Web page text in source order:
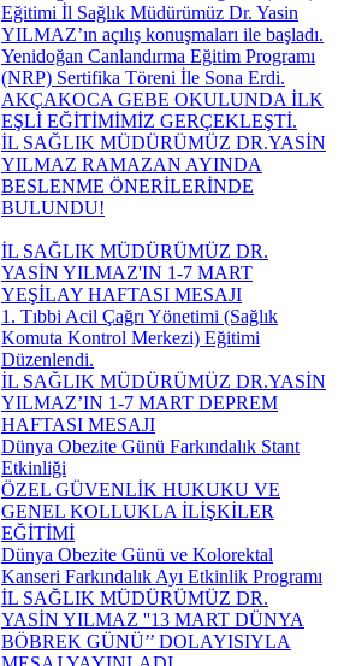
Eğitimi İl Sağlık Müdürümüz Dr. Yasin
YILMAZ’ın açılış konuşmaları ile başladı.
Yenidoğan Canlandırma Eğitim Programı
(NRP) Sertifika Töreni İle Sona Erdi.
AKÇAKOCA GEBE OKULUNDA İLK
EŞLİ EĞİTİMİMİZ GERÇEKLEŞTİ.
İL SAĞLIK MÜDÜRÜMÜZ DR.YASİN
YILMAZ RAMAZAN AYINDA
BESLENME ÖNERİLERİNDE
BULUNDU!
İL SAĞLIK MÜDÜRÜMÜZ DR.
YASİN YILMAZ'IN 1-7 MART
YEŞİLAY HAFTASI MESAJI
1. Tıbbi Acil Çağrı Yönetimi (Sağlık
Komuta Kontrol Merkezi) Eğitimi
Düzenlendi.
İL SAĞLIK MÜDÜRÜMÜZ DR.YASİN
YILMAZ’IN 1-7 MART DEPREM
HAFTASI MESAJI
Dünya Obezite Günü Farkındalık Stant
Etkinliği
ÖZEL GÜVENLİK HUKUKU VE
GENEL KOLLUKLA İLİŞKİLER
EĞİTİMİ
Dünya Obezite Günü ve Kolorektal
Kanseri Farkındalık Ayı Etkinlik Programı
İL SAĞLIK MÜDÜRÜMÜZ DR.
YASİN YILMAZ ''13 MART DÜNYA
BÖBREK GÜNÜ’’ DOLAYISIYLA